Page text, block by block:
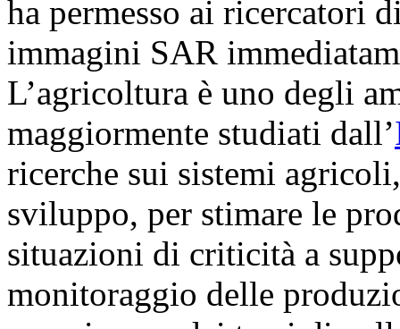
ha permesso ai ricercatori
immagini SAR
L’agricoltura è uno degli
maggiormente studiati dall’
ricerche sui sistemi
sviluppo, per stimare le
situazioni di criticità a
monitoraggio delle